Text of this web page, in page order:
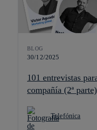
BLOG
30/12/2025
101 entrevistas
compañía (2ª parte)
Telefónica